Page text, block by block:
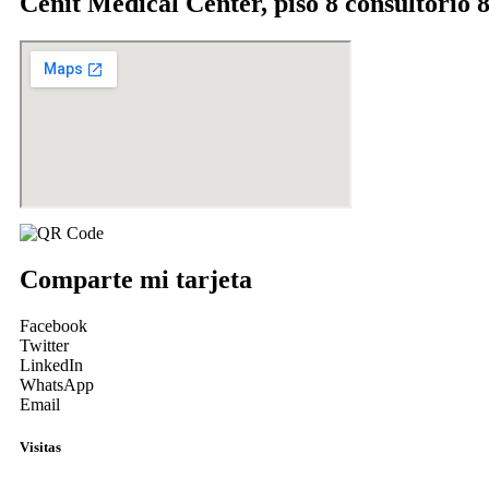
Comparte mi tarjeta
Facebook
Twitter
LinkedIn
WhatsApp
Email
Visitas